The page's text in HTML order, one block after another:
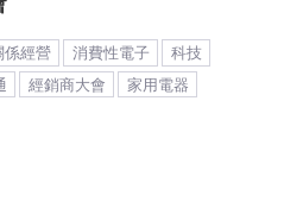
係經營 消費性電子
科技
經銷商大會 家用電器